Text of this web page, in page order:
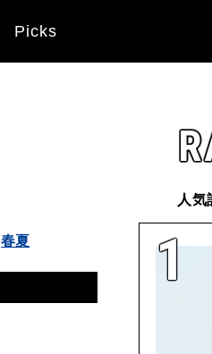
Picks
春夏
人気